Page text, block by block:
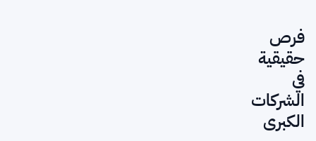
فرص
حقيقية
في
الشركات
الكبرى